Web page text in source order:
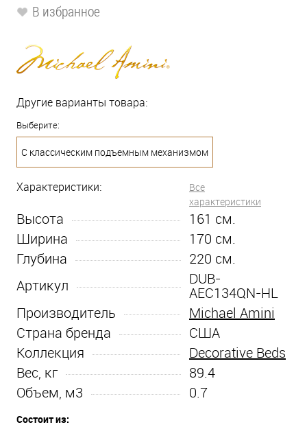
В избранное
Другие варианты товара:
Выберите:
С классическим подъемным механизмом
Характеристики:
Все
характеристики
Высота 161 см.
Ширина
170 см.
Глубина
220 см.
Артикул
DUB-
AEC134QN-HL
Производитель
Michael Amini
Страна бренда
США
Коллекция
Decorative Beds
Вес, кг
89.4
Объем, м3
0.7
Состоит из: